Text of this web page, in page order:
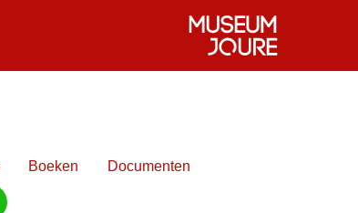
Boeken Documenten